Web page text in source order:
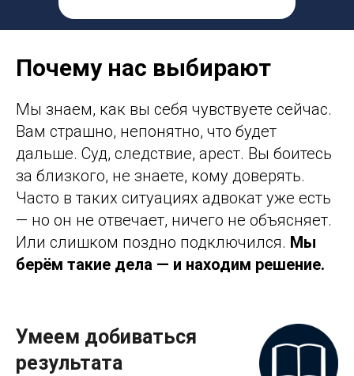
Почему нас выбирают
Мы знаем, как вы себя чувствуете сейчас.
Вам страшно, непонятно, что будет
дальше. Суд, следствие, арест. Вы боитесь
за близкого, не знаете, кому доверять.
Часто в таких ситуациях адвокат уже есть
— но он не отвечает, ничего не объясняет.
Или слишком поздно подключился. Мы
берём такие дела — и находим решение.
Умеем добиваться
результата